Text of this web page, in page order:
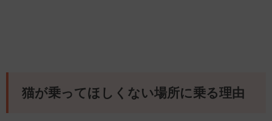
猫が乗ってほしくない場所に乗る理由